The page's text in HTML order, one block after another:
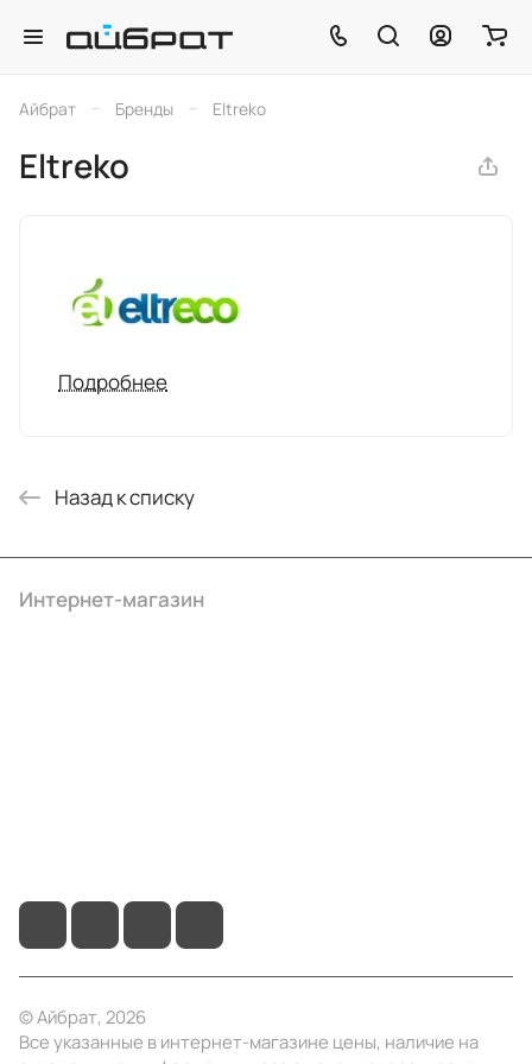
Айбрат – Бренды – Eltreko
Eltreko
Подробнее
Назад к списку
Интернет-магазин
© Айбрат, 2026
Все указанные в интернет-магазине цены, наличие на